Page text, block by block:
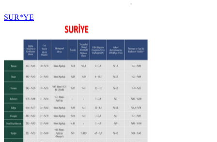
SUR*YE